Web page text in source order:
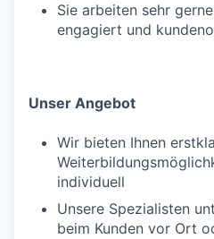
Sie arbeiten sehr
engagiert und
Unser Angebot
Wir bieten Ihnen
individuell
Unsere Spezialisten
beim Kunden vor Ort